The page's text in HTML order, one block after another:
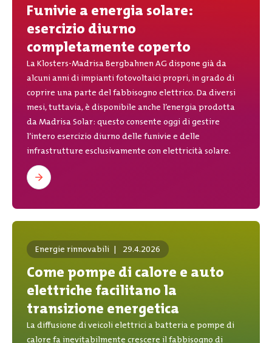
Funivie a energia solare:
esercizio diurno
completamente coperto
La Klosters-Madrisa Bergbahnen AG dispone già da
alcuni anni di impianti fotovoltaici propri, in grado di
coprire una parte del fabbisogno elettrico. Da diversi
mesi, tuttavia, è disponibile anche l’energia prodotta
da Madrisa Solar: questo consente oggi di gestire
l’intero esercizio diurno delle funivie e delle
infrastrutture esclusivamente con elettricità solare.
Energie rinnovabili | 29.4.2026
Come pompe di calore e auto
elettriche facilitano la
transizione energetica
La diffusione di veicoli elettrici a batteria e pompe di
calore fa inevitabilmente crescere il fabbisogno di